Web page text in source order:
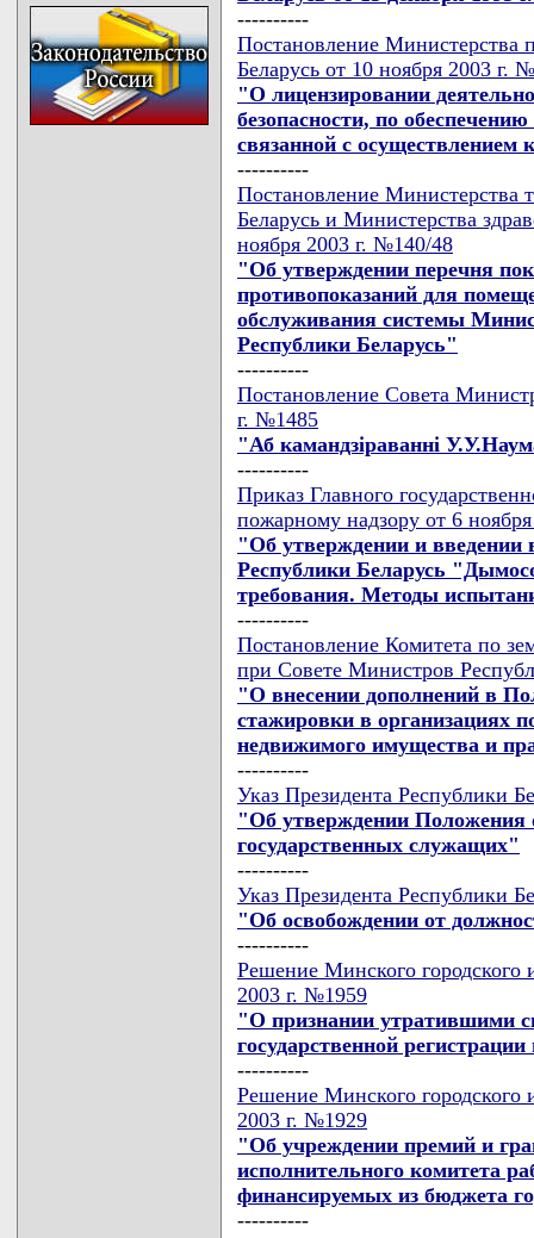
----------
Постановление Министерства
Беларусь от 10 ноября 2003 г.
"О лицензировании
безопасности, по
связанной с осуществлением
----------
Постановление Министерства
Беларусь и Министерства
ноября 2003 г. №140/48
"Об утверждении перечня
противопоказаний для
обслуживания системы
Республики Беларусь"
----------
Постановление Совета
г. №1485
"Аб камандзiраваннi
----------
Приказ Главного
пожарному надзору от 6
"Об утверждении и введении
Республики Беларусь
требования. Методы
----------
Постановление Комитета по
при Совете Министров
"О внесении дополнений в
стажировки в организациях
недвижимого имущества и
----------
Указ Президента Республики
"Об утверждении Положения
государственных служащих"
----------
Указ Президента Республики
"Об освобождении от
----------
Решение Минского городского
2003 г. №1959
"О признании утратившими
государственной
----------
Решение Минского городского
2003 г. №1929
"Об учреждении премий и
исполнительного комитета
финансируемых из бюджета
----------